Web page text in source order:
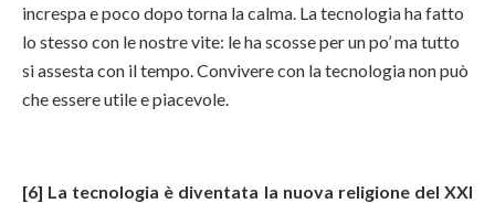
increspa e poco dopo torna la calma. La tecnologia ha fatto
lo stesso con le nostre vite: le ha scosse per un po’ ma tutto
si assesta con il tempo. Convivere con la tecnologia non può
che essere utile e piacevole.
[6] La tecnologia è diventata la nuova religione del XXI